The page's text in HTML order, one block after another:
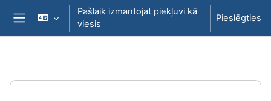
Atvērt galveno saturu
Sānu panelis
Pašlaik izmantojat piekļuvi kā
viesis
Pieslēgties